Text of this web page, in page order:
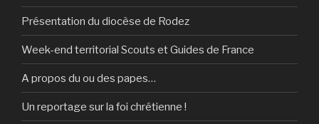
Présentation du diocèse de Rodez
Week-end territorial Scouts et Guides de France
A propos du ou des papes…
Un reportage sur la foi chrétienne !